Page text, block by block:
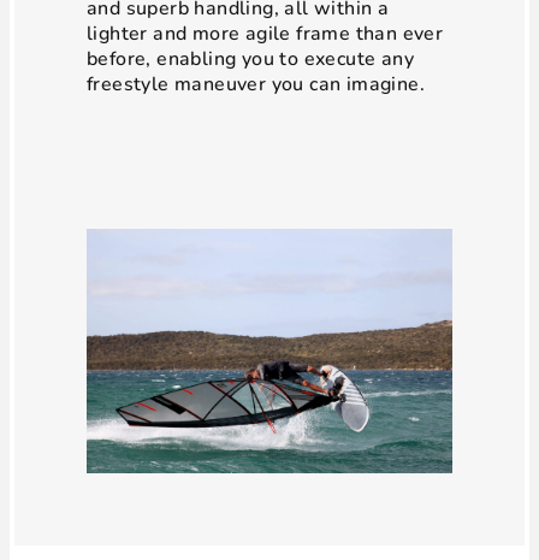
and superb handling, all within a
lighter and more agile frame than ever
before, enabling you to execute any
freestyle maneuver you can imagine.